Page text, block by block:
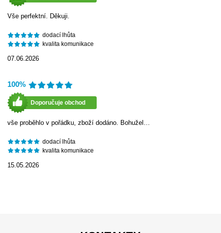
Vše perfektní. Děkuji.
dodací lhůta
kvalita komunikace
07.06.2026
100%
Doporučuje obchod
vše proběhlo v pořádku, zboží dodáno. Bohužel…
dodací lhůta
kvalita komunikace
15.05.2026